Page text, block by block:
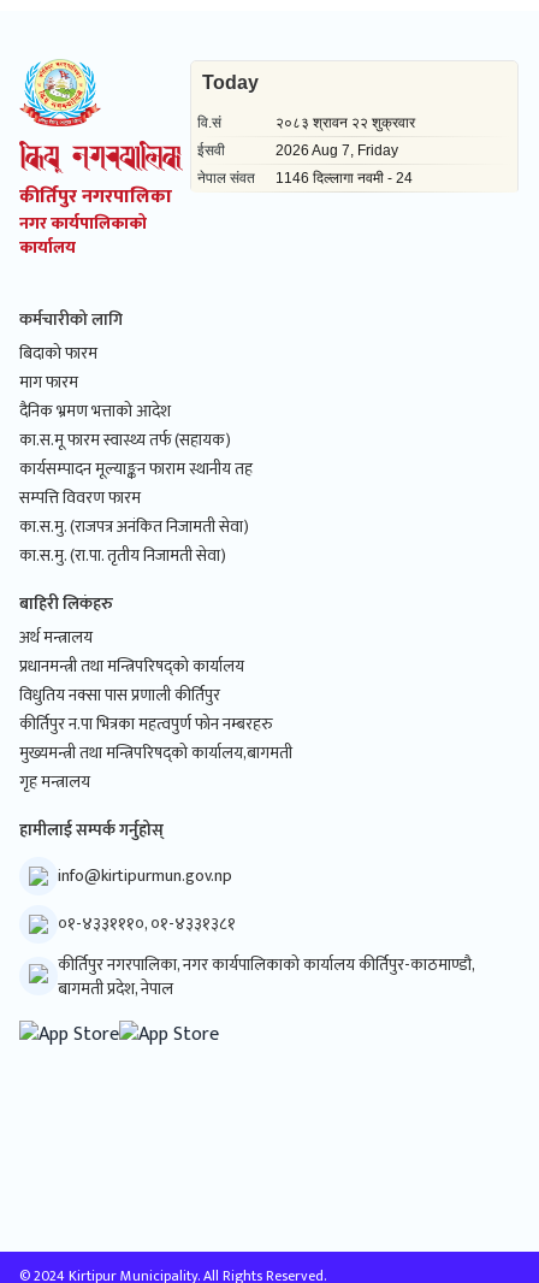
कीर्तिपुर नगरपालिका
नगर कार्यपालिकाको
कार्यालय
कर्मचारीको लागि
बिदाको फारम
माग फारम
दैनिक भ्रमण भत्ताको आदेश
का.स.मू फारम स्वास्थ्य तर्फ (सहायक)
कार्यसम्पादन मूल्याङ्कन फाराम स्थानीय तह
सम्पत्ति विवरण फारम
का.स.मु. (राजपत्र अनंकित निजामती सेवा)
का.स.मु. (रा.पा. तृतीय निजामती सेवा)
बाहिरी लिकंहरु
अर्थ मन्त्रालय
प्रधानमन्त्री तथा मन्त्रिपरिषद्को कार्यालय
विधुतिय नक्सा पास प्रणाली कीर्तिपुर
कीर्तिपुर न.पा भित्रका महत्वपुर्ण फोन नम्बरहरु
मुख्यमन्त्री तथा मन्त्रिपरिषद्को कार्यालय,बागमती
गृह मन्त्रालय
हामीलाई सम्पर्क गर्नुहोस्
info@kirtipurmun.gov.np
०१-४३३१११०, ०१-४३३१३८१
कीर्तिपुर नगरपालिका, नगर कार्यपालिकाको कार्यालय कीर्तिपुर-काठमाण्डौ,
बागमती प्रदेश, नेपाल
© 2024 Kirtipur Municipality. All Rights Reserved.